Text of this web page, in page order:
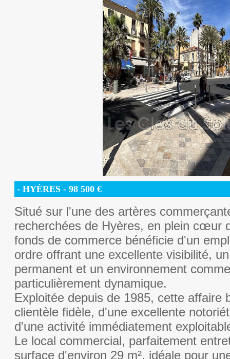
- HYÈRES - 98 500 €
Situé sur l'une des artères
recherchées de Hyères, en plein cœur
fonds de commerce bénéficie d'un
ordre offrant une excellente visibilité,
permanent et un environnement
particulièrement dynamique.
Exploitée depuis de 1985, cette affaire
clientèle fidèle, d'une excellente
d'une activité immédiatement
Le local commercial, parfaitement
surface d'environ 29 m², idéale pour